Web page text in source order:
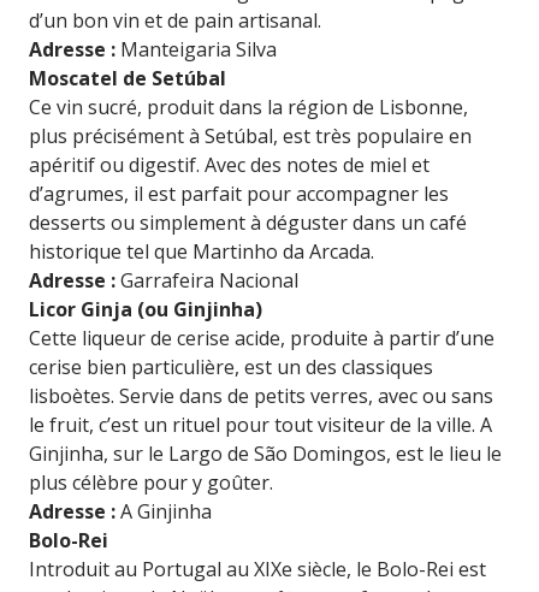
d’un bon vin et de pain artisanal.
Adresse : Manteigaria Silva
Moscatel de Setúbal
Ce vin sucré, produit dans la région de Lisbonne,
plus précisément à Setúbal, est très populaire en
apéritif ou digestif. Avec des notes de miel et
d’agrumes, il est parfait pour accompagner les
desserts ou simplement à déguster dans un café
historique tel que Martinho da Arcada.
Adresse :Garrafeira Nacional
Licor Ginja (ou Ginjinha)
Cette liqueur de cerise acide, produite à partir d’une
cerise bien particulière, est un des classiques
lisboètes. Servie dans de petits verres, avec ou sans
le fruit, c’est un rituel pour tout visiteur de la ville. A
Ginjinha, sur le Largo de São Domingos, est le lieu le
plus célèbre pour y goûter.
Adresse :A Ginjinha
Bolo-Rei
Introduit au Portugal au XIXe siècle, le Bolo-Rei est